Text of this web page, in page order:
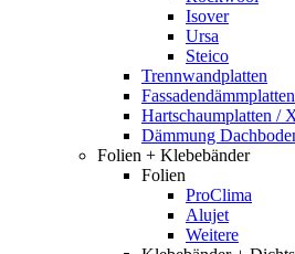
Isover
Ursa
Steico
Trennwandplatten
Fassadendämmplatten
Hartschaumplatten /
Dämmung
Folien + Klebebänder
Folien
ProClima
Alujet
Weitere